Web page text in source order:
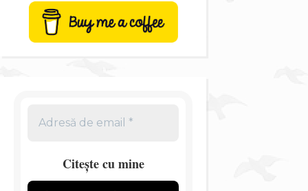
Citește cu mine